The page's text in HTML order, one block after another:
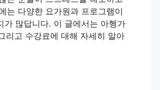
는 다양한 요가원과 프로그램이
가 많답니다. 이 글에서는 아헹가
리고 수강료에 대해 자세히 알아